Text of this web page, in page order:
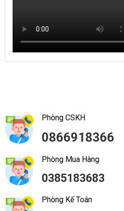
Phòng CSKH
0866918366
Phòng Mua Hàng
0385183683
Phòng Kế Toán